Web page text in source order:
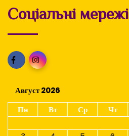
Соціальні мережі
Август 2026
Пн
Вт Ср Чт